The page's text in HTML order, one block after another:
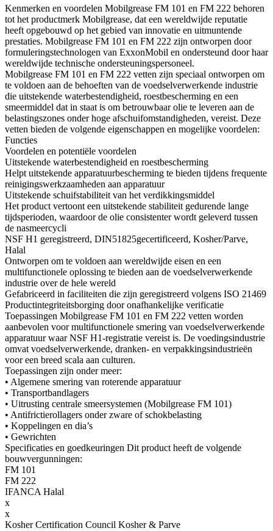
Kenmerken en voordelen Mobilgrease FM 101 en FM 222 behoren
tot het productmerk Mobilgrease, dat een wereldwijde reputatie
heeft opgebouwd op het gebied van innovatie en uitmuntende
prestaties. Mobilgrease FM 101 en FM 222 zijn ontworpen door
formuleringstechnologen van ExxonMobil en ondersteund door haar
wereldwijde technische ondersteuningspersoneel.
Mobilgrease FM 101 en FM 222 vetten zijn speciaal ontworpen om
te voldoen aan de behoeften van de voedselverwerkende industrie
die uitstekende waterbestendigheid, roestbescherming en een
smeermiddel dat in staat is om betrouwbaar olie te leveren aan de
belastingszones onder hoge afschuifomstandigheden, vereist. Deze
vetten bieden de volgende eigenschappen en mogelijke voordelen:
Functies
Voordelen en potentiële voordelen
Uitstekende waterbestendigheid en roestbescherming
Helpt uitstekende apparatuurbescherming te bieden tijdens frequente
reinigingswerkzaamheden aan apparatuur
Uitstekende schuifstabiliteit van het verdikkingsmiddel
Het product vertoont een uitstekende stabiliteit gedurende lange
tijdsperioden, waardoor de olie consistenter wordt geleverd tussen
de nasmeercycli
NSF H1 geregistreerd, DIN51825gecertificeerd, Kosher/Parve,
Halal
Ontworpen om te voldoen aan wereldwijde eisen en een
multifunctionele oplossing te bieden aan de voedselverwerkende
industrie over de hele wereld
Gefabriceerd in faciliteiten die zijn geregistreerd volgens ISO 21469
Productintegriteitsborging door onafhankelijke verificatie
Toepassingen Mobilgrease FM 101 en FM 222 vetten worden
aanbevolen voor multifunctionele smering van voedselverwerkende
apparatuur waar NSF H1-registratie vereist is. De voedingsindustrie
omvat voedselverwerkende, dranken- en verpakkingsindustrieën
voor een breed scala aan culturen.
Toepassingen zijn onder meer:
• Algemene smering van roterende apparatuur
• Transportbandlagers
• Uitrusting centrale smeersystemen (Mobilgrease FM 101)
• Antifrictierollagers onder zware of schokbelasting
• Koppelingen en dia’s
• Gewrichten
Specificaties en goedkeuringen Dit product heeft de volgende
bouwvergunningen:
FM 101
FM 222
IFANCA Halal
x
x
Kosher Certification Council Kosher & Parve